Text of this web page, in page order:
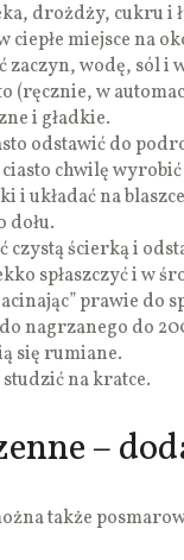
drożdży, cukru i
ciepłe miejsce na
zaczyn, wodę, sól i
(ręcznie, w
i gładkie.
odstawić do
ciasto chwilę
i układać na
dołu.
czystą ścierką i
spłaszczyć i w
prawie do
nagrzanego do
się rumiane.
na kratce.
–
także